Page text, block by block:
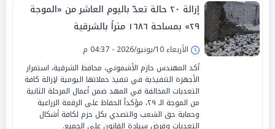
إزالة ٢٠ حالة تعدّ باليوم العاشر من «الموجة
٢٩» بمساحة ١٦٨٦ متراً بالشرقية
الأربعاء 10/يونيو/2026 - 04:37 م
​أكد المهندس حازم الأشموني، محافظ الشرقية، استمرار
الأجهزة التنفيذية في تنفيذ حملاتها اليومية لإزالة كافة
التعديات المخالفة في المهد ضمن أعمال المرحلة الثانية
من الموجة الـ ٢٩، مؤكداً الحفاظ على الرقعة الزراعية
وحماية حق الشعب والتصدي بكل حزم لكافة أشكال
التعديات وفرض سيادة القانون على الجميع.